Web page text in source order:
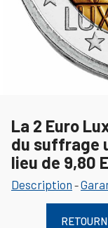
La 2 Euro
du suffrage
lieu de 9,80
Description -